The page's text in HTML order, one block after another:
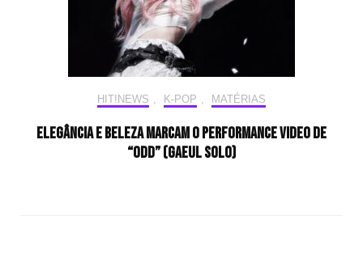
HIT!NEWS K-POP MATÉRIAS
Elegância e beleza marcam o performance video de
“ODD” (GAEUL Solo)